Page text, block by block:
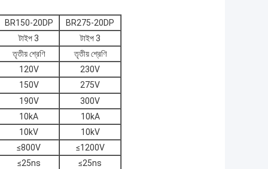
BR150-20DP
BR275-20DP
টাইপ 3
টাইপ 3
তৃতীয় শ্রেণি
তৃতীয় শ্রেণি
120V
230V
150V
275V
190V
300V
10kA
10kA
10kV
10kV
≤800V
≤1200V
≤25ns
≤25ns